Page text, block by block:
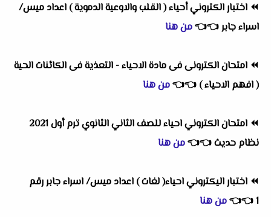
⏪ اختبار الكتروني أحياء ( القلب والاوعية الدموية ) اعداد ميس/
اسراء جابر👈
👈من هنا
⏪ امتحان الكترونى فى مادة الاحياء - التعذية فى الكائنات الحية
( افهم الاحياء ) 👈
👈من هنا
⏪
امتحان الكتروني احياء للصف الثاني الثانوي ترم أول 2021
نظام حديث👈
👈من هنا
⏪ اختبار اليكتروني احياء( لغات ) اعداد ميس/ اسراء جابر رقم
1
👈
👈من هنا